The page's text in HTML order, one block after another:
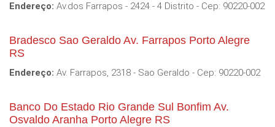
Endereço: Av.dos Farrapos - 2424 - 4 Distrito - Cep: 90220-002
Bradesco Sao Geraldo Av. Farrapos Porto Alegre
RS
Endereço: Av. Farrapos, 2318 - Sao Geraldo - Cep: 90220-002
Banco Do Estado Rio Grande Sul Bonfim Av.
Osvaldo Aranha Porto Alegre RS